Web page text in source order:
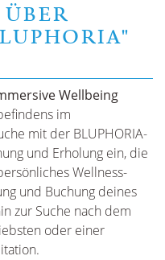
Wellbeing
im
mit der BLUPHORIA-
und Erholung ein, die
Wellness-
und Buchung deines
zur Suche nach dem
oder einer